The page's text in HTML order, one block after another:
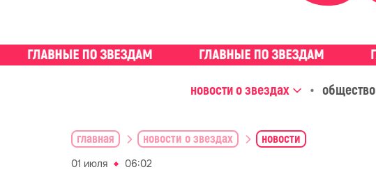
новости о звездах общество
главная новости о звездах новости
01 июля 06:02